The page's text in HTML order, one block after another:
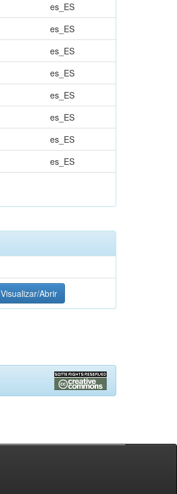
es_ES
es_ES
es_ES
es_ES
es_ES
es_ES
es_ES
es_ES
Visualizar/Abrir